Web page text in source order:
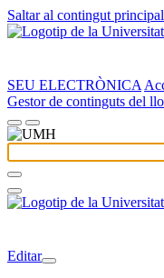
Saltar al contingut principal
SEU ELECTRÒNICA
Gestor de continguts del
Editar